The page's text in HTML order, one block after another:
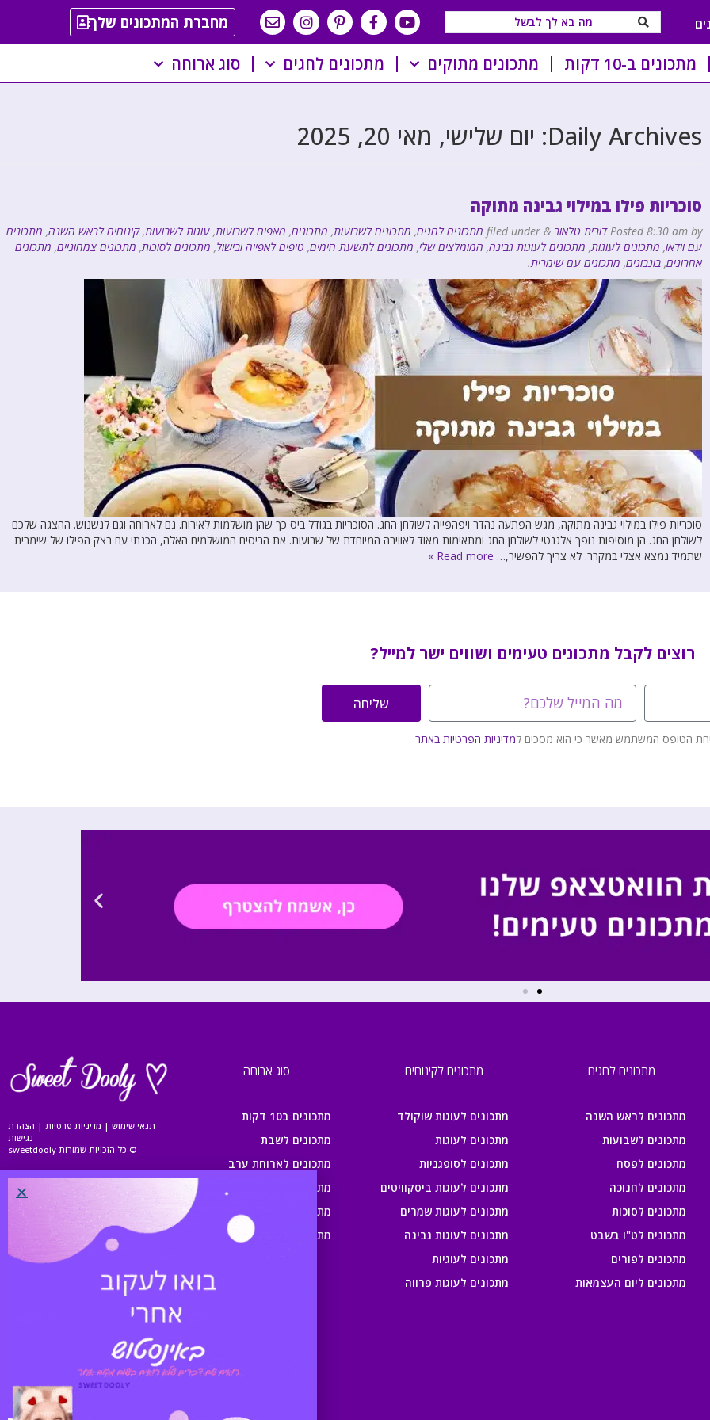
מחברת המתכונים שלך
מתכונים ב-10 דקות מתכונים מתוקים מתכונים לחגים סוג ארוחה
Daily Archives: יום שלישי, מאי 20, 2025
סוכריות פילו במילוי גבינה מתוקה
Posted8:30 am by דורית טלאור & מתכונים לחגים, מתכונים לשבועות, מתכונים, מאפים לשבועות, עוגות לשבועות,קינוחים לראש השנה, מתכונים
עם וידאו, מתכונים לעוגות, מתכונים לעוגות גבינה, המומלצים שלי, מתכונים לתשעת הימים, טיפים לאפייה ובישול, מתכונים לסוכות, מתכונים צמחוניים, מתכונים
אחרונים, בונבונים, מתכונים עם שימרית.
סוכריות פילו במילוי גבינה מתוקה, מגש הפתעה נהדר ויפהפייה לשולחן החג. הסוכריות בגודל ביס כך שהן מושלמות לאירוח. גם לארוחה וגם לנשנוש. ההצגה שלכם
לשולחן החג. הן מוסיפות נופך אלגנטי לשולחן החג ומתאימות מאוד לאווירה המיוחדת של שבועות. את הביסים המושלמים האלה, הכנתי עם בצק הפילו של שימרית
שתמיד נמצא אצלי במקרר. לא צריך להפשיר,… Read more »
רוצים לקבל מתכונים טעימים ושווים ישר למייל?
הטופס המשתמש מאשר כי הוא מסכים למדיניות הפרטיות באתר
שליחה
מתכונים לחגים
מתכונים לראש השנה
מתכונים לשבועות
מתכונים לפסח
מתכונים לחנוכה
מתכונים לסוכות
מתכונים לט"ו בשבט
מתכונים לפורים
מתכונים ליום העצמאות
מתכונים לקינוחים
מתכונים לעוגות שוקולד
מתכונים לעוגות
מתכונים לסופגניות
מתכונים לעוגות ביסקוויטים
מתכונים לעוגות שמרים
מתכונים לעוגות גבינה
מתכונים לעוגיות
מתכונים לעוגות פרווה
סוג ארוחה
מתכונים ב10 דקות
מתכונים לשבת
מתכונים לארוחת ערב
מתכונים לארוחת צהריים
מתכונים לארוחת בוקר
מתכונים לילדים
תנאי שימוש| מדיניות פרטיות| הצהרת
נגישות
© כל הזכויות שמורות sweetdooly